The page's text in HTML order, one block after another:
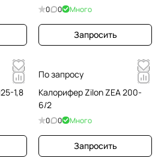
0 0 Много
Запросить
1,8
По запросу
Калорифер Zilon ZEA 200-
6/2
0 0 Много
Запросить